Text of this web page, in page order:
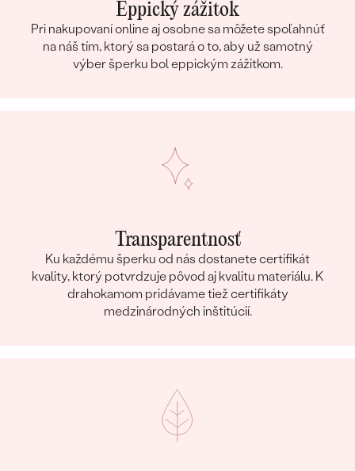
Eppický zážitok
Pri nakupovaní online aj osobne sa môžete spoľahnúť
na náš tím, ktorý sa postará o to, aby už samotný
výber šperku bol eppickým zážitkom.
Transparentnosť
Ku každému šperku od nás dostanete certifikát
kvality, ktorý potvrdzuje pôvod aj kvalitu materiálu. K
drahokamom pridávame tiež certifikáty
medzinárodných inštitúcií.